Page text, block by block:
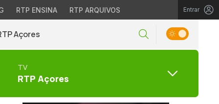
RTP ENSINA RTP ARQUIVOS Entrar
Açores
TV
RTP Açores